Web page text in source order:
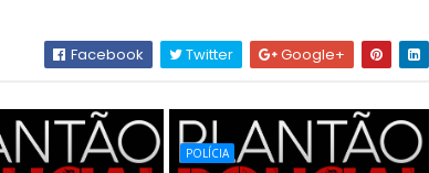
Facebook Twitter Google+
POLÍCIA